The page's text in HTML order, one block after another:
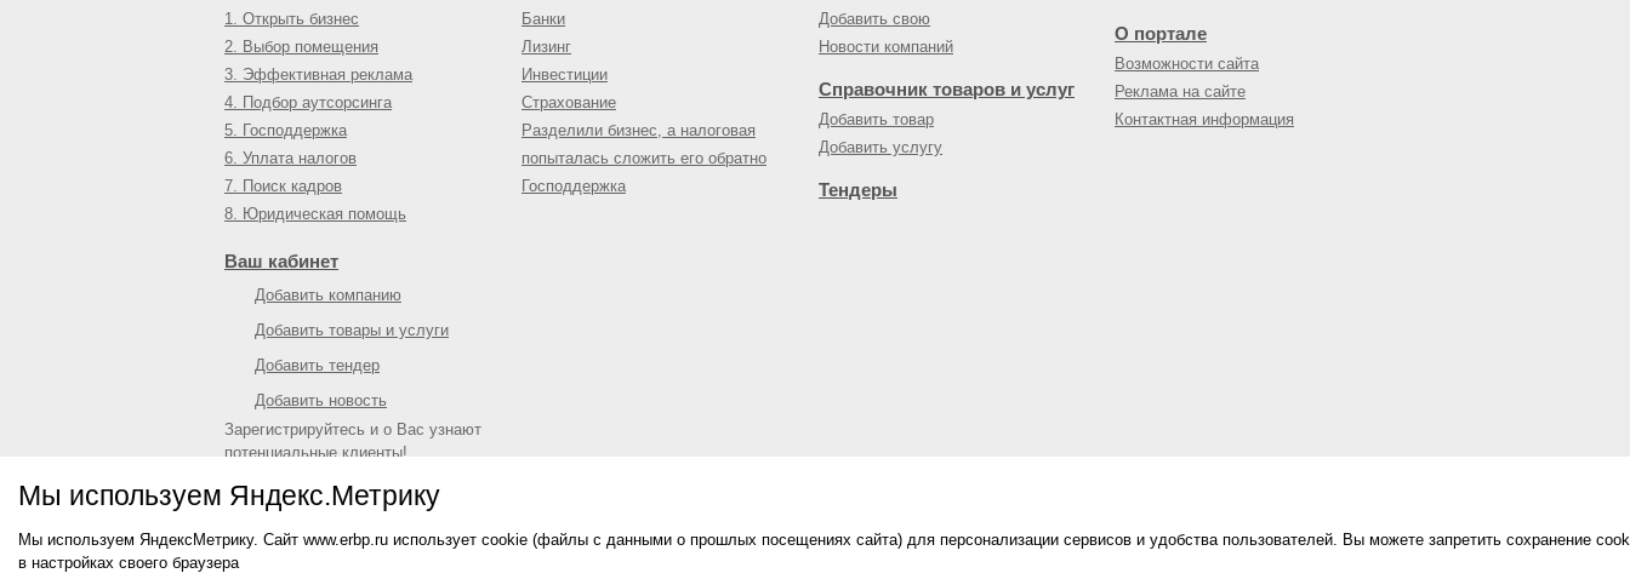
Мы используем Яндекс.Метрику
Мы используем ЯндексМетрику. Сайт www.erbp.ru использует cookie (файлы с данными о прошлых посещениях сайта) для персонализации сервисов и удобства пользователей. Вы можете запретить сохранение
в настройках своего браузера
1. Открыть бизнес
2. Выбор помещения
3. Эффективная реклама
4. Подбор аутсорсинга
5. Господдержка
6. Уплата налогов
7. Поиск кадров
8. Юридическая помощь
Банки
Лизинг
Инвестиции
Страхование
Разделили бизнес, а налоговая
попыталась сложить его обратно
Господдержка
Добавить свою
Новости компаний
Справочник товаров и услуг
Добавить товар
Добавить услугу
Тендеры
О портале
Возможности сайта
Реклама на сайте
Контактная информация
Ваш кабинет
Добавить компанию
Добавить товары и услуги
Добавить тендер
Добавить новость
Зарегистрируйтесь и о Вас узнают
потенциальные клиенты!
© 2009—2026Единый республиканский бизнес-портал
О портале